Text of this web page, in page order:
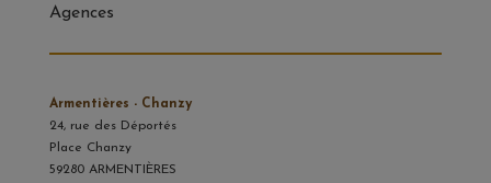
Agences
Armentières - Chanzy
24, rue des Déportés
Place Chanzy
59280 ARMENTIÈRES